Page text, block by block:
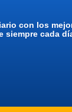
con los
cada